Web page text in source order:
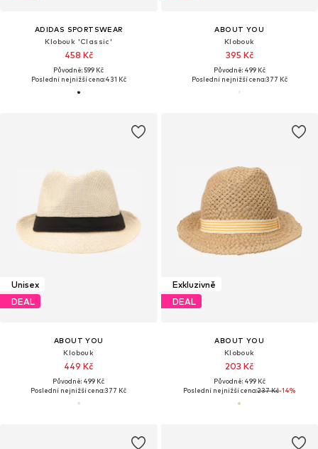
ADIDAS SPORTSWEAR
Klobouk 'Classic'
458 Kč
Původně: 599 Kč
Poslední nejnižší cena:431 Kč
ABOUT YOU
Klobouk
395 Kč
Původně: 499 Kč
Poslední nejnižší cena:377 Kč
Unisex
DEAL
ABOUT YOU
Klobouk
449 Kč
Původně: 499 Kč
Poslední nejnižší cena:377 Kč
Exkluzivně
DEAL
ABOUT YOU
Klobouk
203 Kč
Původně: 499 Kč
Poslední nejnižší cena:237 Kč-14%